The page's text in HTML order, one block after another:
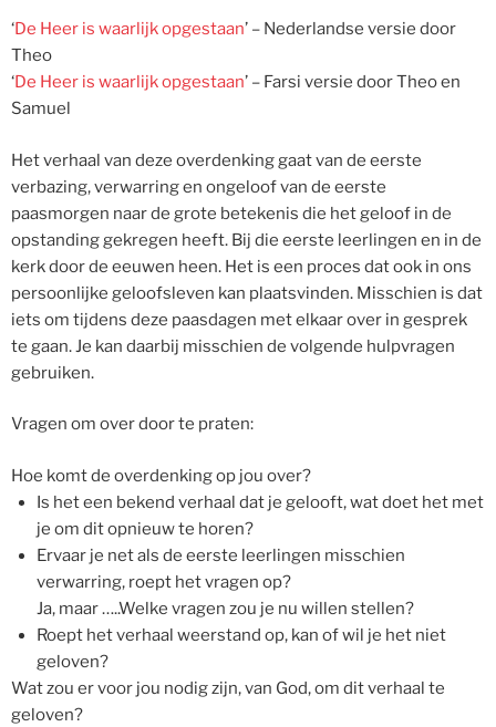
‘De Heer is waarlijk opgestaan’ – Nederlandse versie door
Theo
‘De Heer is waarlijk opgestaan’ – Farsi versie door Theo en
Samuel
Het verhaal van deze overdenking gaat van de eerste
verbazing, verwarring en ongeloof van de eerste
paasmorgen naar de grote betekenis die het geloof in de
opstanding gekregen heeft. Bij die eerste leerlingen en in de
kerk door de eeuwen heen. Het is een proces dat ook in ons
persoonlijke geloofsleven kan plaatsvinden. Misschien is dat
iets om tijdens deze paasdagen met elkaar over in gesprek
te gaan. Je kan daarbij misschien de volgende hulpvragen
gebruiken.
Vragen om over door te praten:
Hoe komt de overdenking op jou over?
Is het een bekend verhaal dat je gelooft, wat doet het met
je om dit opnieuw te horen?
Ervaar je net als de eerste leerlingen misschien
verwarring, roept het vragen op?
Ja, maar …..Welke vragen zou je nu willen stellen?
Roept het verhaal weerstand op, kan of wil je het niet
geloven?
Wat zou er voor jou nodig zijn, van God, om dit verhaal te
geloven?